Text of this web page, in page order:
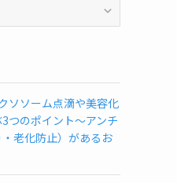
ソソーム点滴や美容化
つのポイント～アンチ
老化防止）があるお